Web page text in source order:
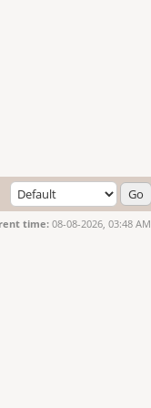
time: 08-08-2026, 03:48 AM